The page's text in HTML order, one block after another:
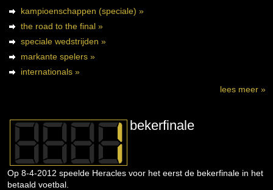
kampioenschappen (speciale) »
the road to the final »
speciale wedstrijden »
markante spelers »
internationals »
lees meer »
bekerfinale
Op 8-4-2012 speelde Heracles voor het eerst de bekerfinale in het
betaald voetbal.